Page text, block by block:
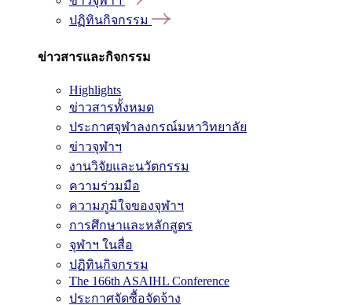
ปฏิทินกิจกรรม
ข่าวสารและกิจกรรม
Highlights
ข่าวสารทั้งหมด
ประกาศจุฬาลงกรณ์มหาวิทยาลัย
ข่าวจุฬาฯ
งานวิจัยและนวัตกรรม
ความร่วมมือ
ความภูมิใจของจุฬาฯ
การศึกษาและหลักสูตร
จุฬาฯ ในสื่อ
ปฏิทินกิจกรรม
The 166th ASAIHL Conference
ประกาศจัดซื้อจัดจ้าง